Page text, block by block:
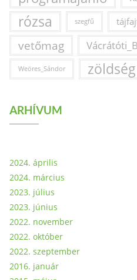
rózsa szegfű
vetőmag
Weöres_Sándor zöldség
ARHÍVUM
2024. április
2024. március
2023. július
2023. június
2022. november
2022. október
2022. szeptember
2016. január